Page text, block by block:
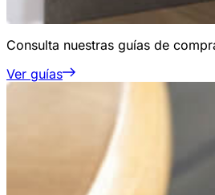
Consulta nuestras guías de
Ver guías